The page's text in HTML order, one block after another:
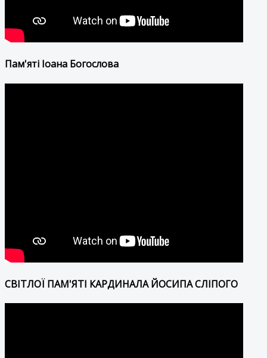
Пам'яті Іоана Богослова
СВІТЛОЇ ПАМ'ЯТІ КАРДИНАЛА ЙОСИПА СЛІПОГО